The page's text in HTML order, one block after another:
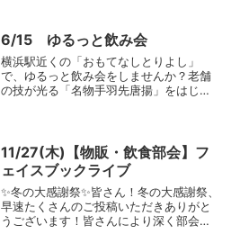
ライン（zoom）◇申込方法：フェイス
ブ...
6/15 ゆるっと飲み会
横浜駅近くの「おもてなしとりよし」
で、ゆるっと飲み会をしませんか？老舗
の技が光る「名物手羽先唐揚」をはじ
すので、どなたでもお気軽にご...
11/27(木)【物販・飲食部会】フ
ェイスブックライブ
✨冬の大感謝祭✨皆さん！冬の大感謝祭、
早速たくさんのご投稿いただきありがと
うございます！皆さんにより深く部会メ